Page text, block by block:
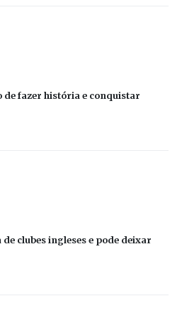
de fazer história e conquistar
clubes ingleses e pode deixar